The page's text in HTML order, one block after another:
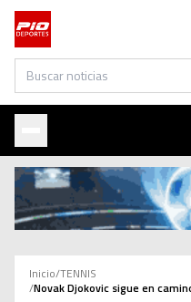
Buscar
Inicio/TENNIS
/Novak Djokovic sigue en